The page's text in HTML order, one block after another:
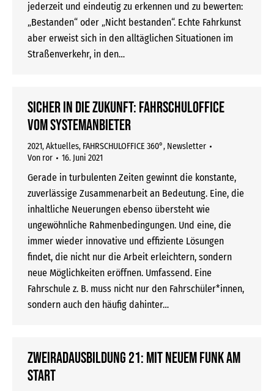
jederzeit und eindeutig zu erkennen und zu bewerten:
„Bestanden“ oder „Nicht bestanden“. Echte Fahrkunst
aber erweist sich in den alltäglichen Situationen im
Straßenverkehr, in den…
Sicher in die Zukunft: FAHRSCHULOFFICE
vom Systemanbieter
2021,Aktuelles, FAHRSCHULOFFICE 360°, Newsletter
Von ror 16. Juni 2021
Gerade in turbulenten Zeiten gewinnt die konstante,
zuverlässige Zusammenarbeit an Bedeutung. Eine, die
inhaltliche Neuerungen ebenso übersteht wie
ungewöhnliche Rahmenbedingungen. Und eine, die
immer wieder innovative und effiziente Lösungen
findet, die nicht nur die Arbeit erleichtern, sondern
neue Möglichkeiten eröffnen. Umfassend. Eine
Fahrschule z. B. muss nicht nur den Fahrschüler*innen,
sondern auch den häufig dahinter…
Zweiradausbildung 21: Mit neuem Funk am
Start